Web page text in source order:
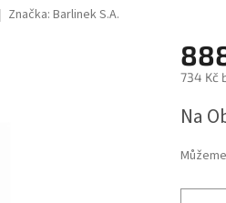
Značka: Barlinek S.A.
734 Kč
cena:
Na